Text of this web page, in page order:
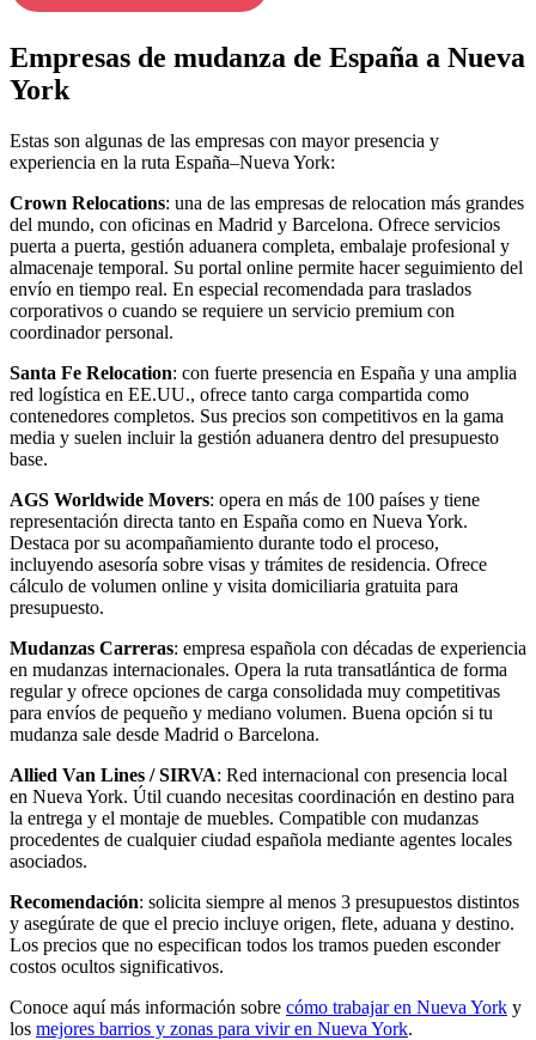
Empresas de mudanza de España a Nueva
York
Estas son algunas de las empresas con mayor presencia y
experiencia en la ruta España–Nueva York:
Crown Relocations: una de las empresas de relocation más grandes
del mundo, con oficinas en Madrid y Barcelona. Ofrece servicios
puerta a puerta, gestión aduanera completa, embalaje profesional y
almacenaje temporal. Su portal online permite hacer seguimiento del
envío en tiempo real. En especial recomendada para traslados
corporativos o cuando se requiere un servicio premium con
coordinador personal.
Santa Fe Relocation: con fuerte presencia en España y una amplia
red logística en EE.UU., ofrece tanto carga compartida como
contenedores completos. Sus precios son competitivos en la gama
media y suelen incluir la gestión aduanera dentro del presupuesto
base.
AGS Worldwide Movers: opera en más de 100 países y tiene
representación directa tanto en España como en Nueva York.
Destaca por su acompañamiento durante todo el proceso,
incluyendo asesoría sobre visas y trámites de residencia. Ofrece
cálculo de volumen online y visita domiciliaria gratuita para
presupuesto.
Mudanzas Carreras: empresa española con décadas de experiencia
en mudanzas internacionales. Opera la ruta transatlántica de forma
regular y ofrece opciones de carga consolidada muy competitivas
para envíos de pequeño y mediano volumen. Buena opción si tu
mudanza sale desde Madrid o Barcelona.
Allied Van Lines / SIRVA: Red internacional con presencia local
en Nueva York. Útil cuando necesitas coordinación en destino para
la entrega y el montaje de muebles. Compatible con mudanzas
procedentes de cualquier ciudad española mediante agentes locales
asociados.
Recomendación: solicita siempre al menos 3 presupuestos distintos
y asegúrate de que el precio incluye origen, flete, aduana y destino.
Los precios que no especifican todos los tramos pueden esconder
costos ocultos significativos.
Conoce aquí más información sobre cómo trabajar en Nueva York y
los mejores barrios y zonas para vivir en Nueva York.